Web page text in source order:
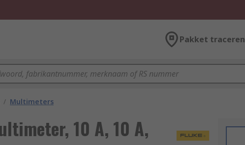
Pakket traceren
/ Multimeters
10 A, 10 A,